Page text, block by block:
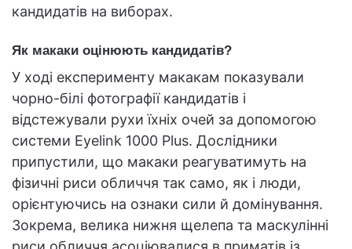
кандидатів на виборах.
Як макаки оцінюють кандидатів?
У ході експерименту макакам показували
чорно-білі фотографії кандидатів і
відстежували рухи їхніх очей за допомогою
системи Eyelink 1000 Plus. Дослідники
припустили, що макаки реагуватимуть на
фізичні риси обличчя так само, як і люди,
орієнтуючись на ознаки сили й домінування.
Зокрема, велика нижня щелепа та маскулінні